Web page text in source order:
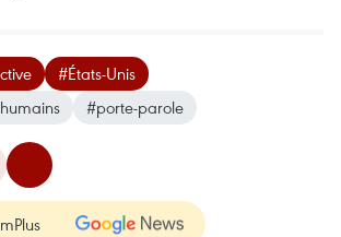
#États-Unis
#porte-parole